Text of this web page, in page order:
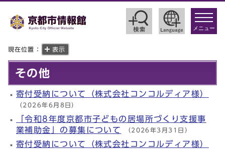
toggle
メニュー
現在位置： 表示
その他
寄付受納について（株式会社コンコルディア様）
（2026年6月8日）
「令和8年度京都市子どもの居場所づくり支援事
業補助金」の募集について （2026年3月31日）
寄付受納について（株式会社コンコルディア様）